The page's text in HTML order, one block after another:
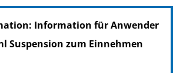
Information für Anwender
Suspension zum Einnehmen